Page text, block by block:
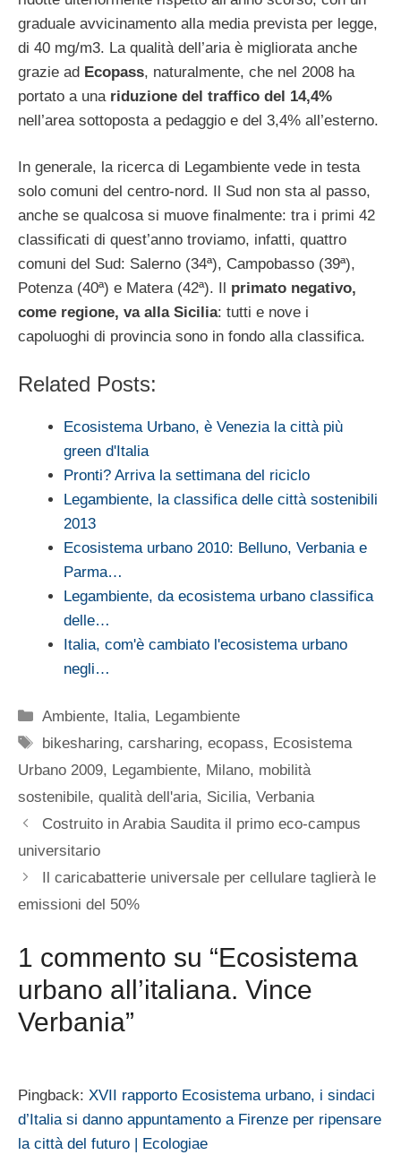
graduale avvicinamento alla media prevista per legge,
di 40 mg/m3. La qualità dell’aria è migliorata anche
grazie ad Ecopass, naturalmente, che nel 2008 ha
portato a una riduzione del traffico del 14,4%
nell’area sottoposta a pedaggio e del 3,4% all’esterno.
In generale, la ricerca di Legambiente vede in testa
solo comuni del centro-nord. Il Sud non sta al passo,
anche se qualcosa si muove finalmente: tra i primi 42
classificati di quest’anno troviamo, infatti, quattro
comuni del Sud: Salerno (34ª), Campobasso (39ª),
Potenza (40ª) e Matera (42ª). Il primato negativo,
come regione, va alla Sicilia: tutti e nove i
capoluoghi di provincia sono in fondo alla classifica.
Related Posts:
Ecosistema Urbano, è Venezia la città più
green d'Italia
Pronti? Arriva la settimana del riciclo
Legambiente, la classifica delle città sostenibili
2013
Ecosistema urbano 2010: Belluno, Verbania e
Parma…
Legambiente, da ecosistema urbano classifica
delle…
Italia, com'è cambiato l'ecosistema urbano
negli…
Categorie
Ambiente, Italia, Legambiente
Tag
bikesharing,carsharing,ecopass, Ecosistema
Urbano 2009, Legambiente, Milano, mobilità
sostenibile, qualità dell'aria, Sicilia, Verbania
Costruito in Arabia Saudita il primo eco-campus
universitario
Il caricabatterie universale per cellulare taglierà le
emissioni del 50%
1 commento su “Ecosistema
urbano all’italiana. Vince
Verbania”
Pingback: XVII rapporto Ecosistema urbano, i sindaci
d’Italia si danno appuntamento a Firenze per ripensare
la città del futuro | Ecologiae